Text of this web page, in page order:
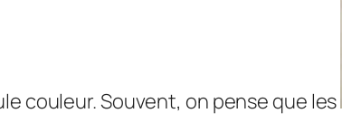
couleur. Souvent, on pense que les